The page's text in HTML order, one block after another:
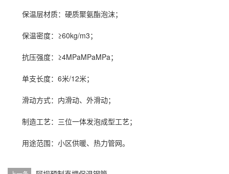
保温层材质：硬质聚氨酯泡沫；
保温密度：≥60kg/m3；
抗压强度：≥4MPaMPaMPa；
单支长度：6米/12米；
滑动方式：内滑动、外滑动；
制造工艺：三位一体发泡成型工艺；
用途范围：小区供暖、热力管网。